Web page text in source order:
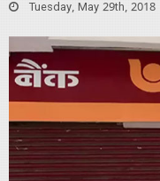
Tuesday, May 29th,